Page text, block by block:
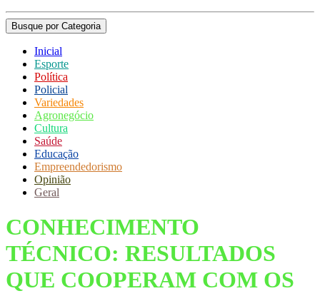
Busque por Categoria
Inicial
Esporte
Política
Policial
Variedades
Agronegócio
Cultura
Saúde
Educação
Empreendedorismo
Opinião
Geral
CONHECIMENTO
TÉCNICO: RESULTADOS
QUE COOPERAM COM OS